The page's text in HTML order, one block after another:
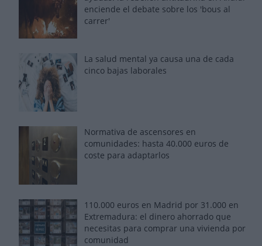
enciende el debate sobre los 'bous al
carrer'
La salud mental ya causa una de cada
cinco bajas laborales
Normativa de ascensores en
comunidades: hasta 40.000 euros de
coste para adaptarlos
110.000 euros en Madrid por 31.000 en
Extremadura: el dinero ahorrado que
necesitas para comprar una vivienda por
comunidad